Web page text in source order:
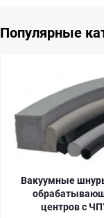
Популярные
шнуры для
с ЧПУ